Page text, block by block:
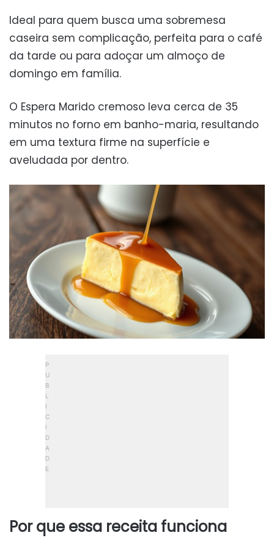
Ideal para quem busca uma sobremesa
caseira sem complicação, perfeita para o café
da tarde ou para adoçar um almoço de
domingo em família.
O Espera Marido cremoso leva cerca de 35
minutos no forno em banho-maria, resultando
em uma textura firme na superfície e
aveludada por dentro.
Por que essa receita funciona